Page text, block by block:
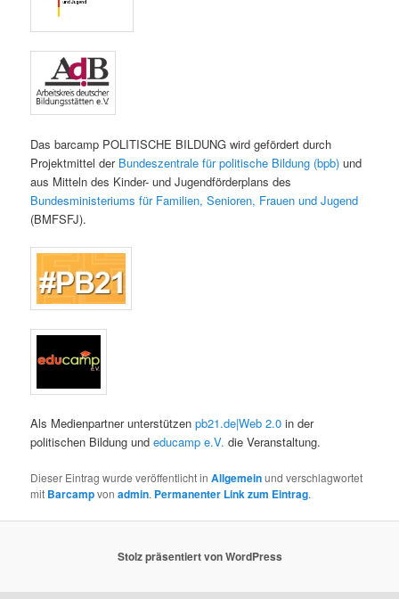
Das barcamp POLITISCHE BILDUNG wird gefördert durch
Projektmittel der Bundeszentrale für politische Bildung (bpb) und
aus Mitteln des Kinder- und Jugendförderplans des
Bundesministeriums für Familien, Senioren, Frauen und Jugend
(BMFSFJ).
Als Medienpartner unterstützenpb21.de|Web 2.0 in der
politischen Bildung undeducamp e.V. die Veranstaltung.
Dieser Eintrag wurde veröffentlicht inAllgemeinund verschlagwortet
mit Barcampvonadmin. Permanenter Link zum Eintrag.
Stolz präsentiert von WordPress